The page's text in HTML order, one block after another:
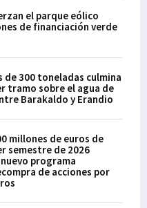
el parque eólico
de financiación verde
de 300 toneladas culmina
tramo sobre el agua de
Barakaldo y Erandio
millones de euros de
semestre de 2026
programa
de acciones por